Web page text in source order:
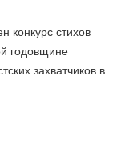
конкурс стихов
годовщине
захватчиков в